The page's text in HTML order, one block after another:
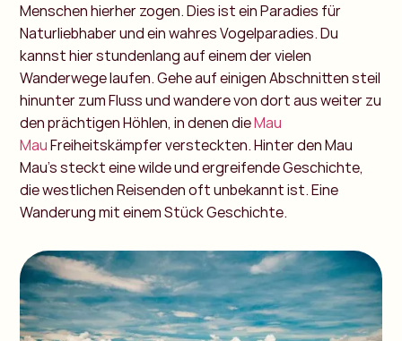
Menschen hierher zogen. Dies ist ein Paradies für
Naturliebhaber und ein wahres Vogelparadies. Du
kannst hier stundenlang auf einem der vielen
Wanderwege laufen. Gehe auf einigen Abschnitten steil
hinunter zum Fluss und wandere von dort aus weiter zu
den prächtigen Höhlen, in denen dieMau
MauFreiheitskämpfer versteckten. Hinter den Mau
Mau's steckt eine wilde und ergreifende Geschichte,
die westlichen Reisenden oft unbekannt ist. Eine
Wanderung mit einem Stück Geschichte.